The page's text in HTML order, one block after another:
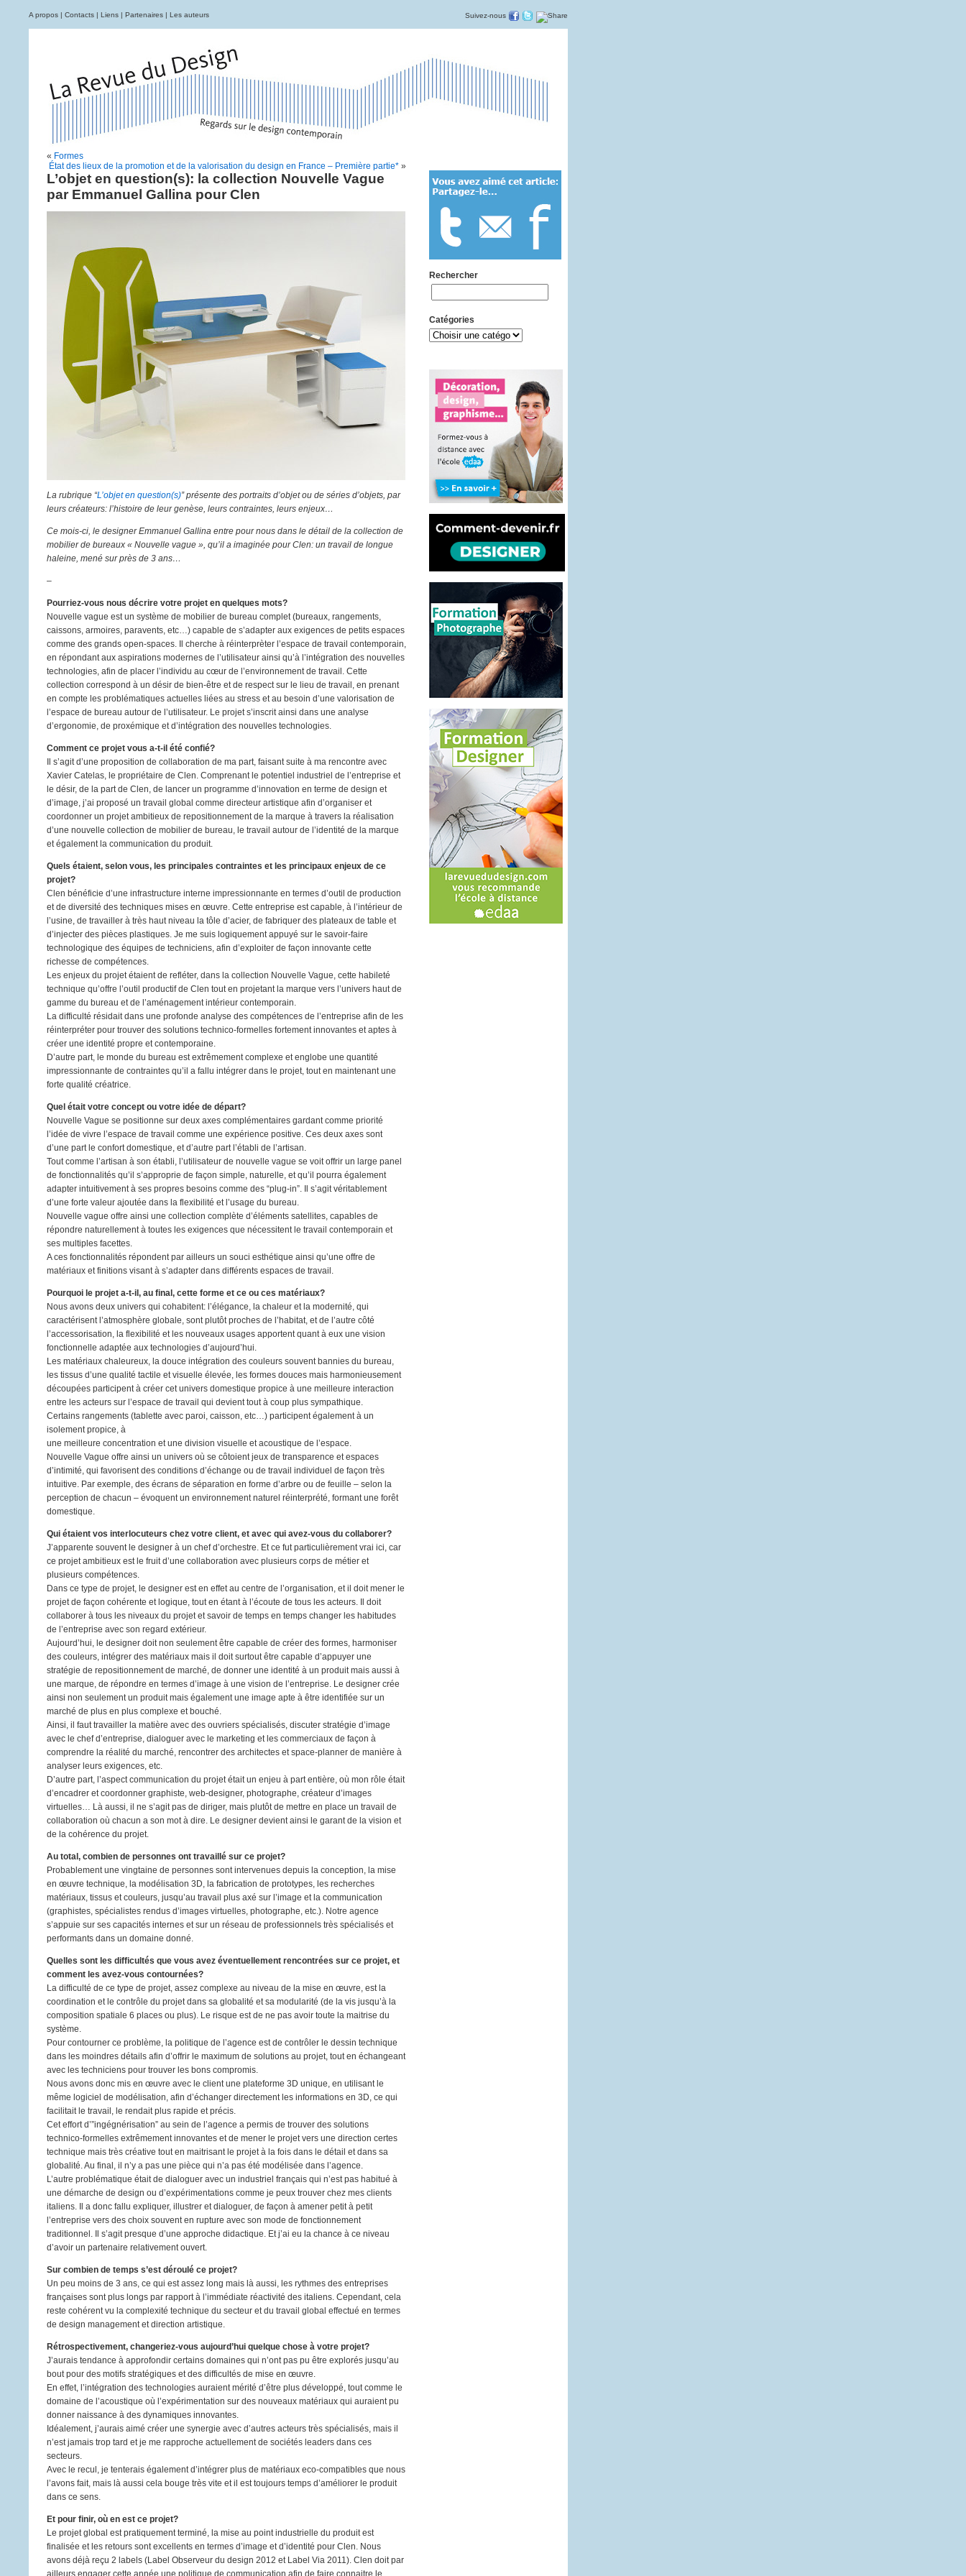
A propos | Contacts | Liens | Partenaires | Les auteurs Suivez-nous
« Formes
État des lieux de la promotion et de la valorisation du design en France – Première partie* »
L’objet en question(s): la collection Nouvelle Vague
par Emmanuel Gallina pour Clen
La rubrique “L’objet en question(s)” présente des portraits d’objet ou de séries d’objets, par
leurs créateurs: l’histoire de leur genèse, leurs contraintes, leurs enjeux…
Ce mois-ci, le designer Emmanuel Gallina entre pour nous dans le détail de la collection de
mobilier de bureaux « Nouvelle vague », qu’il a imaginée pour Clen: un travail de longue
haleine, mené sur près de 3 ans…
–
Pourriez-vous nous décrire votre projet en quelques mots?
Nouvelle vague est un système de mobilier de bureau complet (bureaux, rangements,
caissons, armoires, paravents, etc…) capable de s’adapter aux exigences de petits espaces
comme des grands open-spaces. Il cherche à réinterprèter l’espace de travail contemporain,
en répondant aux aspirations modernes de l’utilisateur ainsi qu’à l’intégration des nouvelles
technologies, afin de placer l’individu au cœur de l’environnement de travail. Cette
collection correspond à un désir de bien-être et de respect sur le lieu de travail, en prenant
en compte les problématiques actuelles liées au stress et au besoin d’une valorisation de
l’espace de bureau autour de l’utilisateur. Le projet s’inscrit ainsi dans une analyse
d’ergonomie, de proxémique et d’intégration des nouvelles technologies.
Comment ce projet vous a-t-il été confié?
Il s’agit d’une proposition de collaboration de ma part, faisant suite à ma rencontre avec
Xavier Catelas, le propriétaire de Clen. Comprenant le potentiel industriel de l’entreprise et
le désir, de la part de Clen, de lancer un programme d’innovation en terme de design et
d’image, j’ai proposé un travail global comme directeur artistique afin d’organiser et
coordonner un projet ambitieux de repositionnement de la marque à travers la réalisation
d’une nouvelle collection de mobilier de bureau, le travail autour de l’identité de la marque
et également la communication du produit.
Quels étaient, selon vous, les principales contraintes et les principaux enjeux de ce
projet?
Clen bénéficie d’une infrastructure interne impressionnante en termes d’outil de production
et de diversité des techniques mises en œuvre. Cette entreprise est capable, à l’intérieur de
l’usine, de travailler à très haut niveau la tôle d’acier, de fabriquer des plateaux de table et
d’injecter des pièces plastiques. Je me suis logiquement appuyé sur le savoir-faire
technologique des équipes de techniciens, afin d’exploiter de façon innovante cette
richesse de compétences.
Les enjeux du projet étaient de refléter, dans la collection Nouvelle Vague, cette habileté
technique qu’offre l’outil productif de Clen tout en projetant la marque vers l’univers haut de
gamme du bureau et de l’aménagement intérieur contemporain.
La difficulté résidait dans une profonde analyse des compétences de l’entreprise afin de les
réinterpréter pour trouver des solutions technico-formelles fortement innovantes et aptes à
créer une identité propre et contemporaine.
D’autre part, le monde du bureau est extrêmement complexe et englobe une quantité
impressionnante de contraintes qu’il a fallu intégrer dans le projet, tout en maintenant une
forte qualité créatrice.
Quel était votre concept ou votre idée de départ?
Nouvelle Vague se positionne sur deux axes complémentaires gardant comme priorité
l’idée de vivre l’espace de travail comme une expérience positive. Ces deux axes sont
d’une part le confort domestique, et d’autre part l’établi de l’artisan.
Tout comme l’artisan à son établi, l’utilisateur de nouvelle vague se voit offrir un large panel
de fonctionnalités qu’il s’approprie de façon simple, naturelle, et qu’il pourra également
adapter intuitivement à ses propres besoins comme des “plug-in”. Il s’agit véritablement
d’une forte valeur ajoutée dans la flexibilité et l’usage du bureau.
Nouvelle vague offre ainsi une collection complète d’éléments satellites, capables de
répondre naturellement à toutes les exigences que nécessitent le travail contemporain et
ses multiples facettes.
A ces fonctionnalités répondent par ailleurs un souci esthétique ainsi qu’une offre de
matériaux et finitions visant à s’adapter dans différents espaces de travail.
Pourquoi le projet a-t-il, au final, cette forme et ce ou ces matériaux?
Nous avons deux univers qui cohabitent: l’élégance, la chaleur et la modernité, qui
caractérisent l’atmosphère globale, sont plutôt proches de l’habitat, et de l’autre côté
l’accessorisation, la flexibilité et les nouveaux usages apportent quant à eux une vision
fonctionnelle adaptée aux technologies d’aujourd’hui.
Les matériaux chaleureux, la douce intégration des couleurs souvent bannies du bureau,
les tissus d’une qualité tactile et visuelle élevée, les formes douces mais harmonieusement
découpées participent à créer cet univers domestique propice à une meilleure interaction
entre les acteurs sur l’espace de travail qui devient tout à coup plus sympathique.
Certains rangements (tablette avec paroi, caisson, etc…) participent également à un
isolement propice, à
une meilleure concentration et une division visuelle et acoustique de l’espace.
Nouvelle Vague offre ainsi un univers où se côtoient jeux de transparence et espaces
d’intimité, qui favorisent des conditions d’échange ou de travail individuel de façon très
intuitive. Par exemple, des écrans de séparation en forme d’arbre ou de feuille – selon la
perception de chacun – évoquent un environnement naturel réinterprété, formant une forêt
domestique.
Qui étaient vos interlocuteurs chez votre client, et avec qui avez-vous du collaborer?
J’apparente souvent le designer à un chef d’orchestre. Et ce fut particulièrement vrai ici, car
ce projet ambitieux est le fruit d’une collaboration avec plusieurs corps de métier et
plusieurs compétences.
Dans ce type de projet, le designer est en effet au centre de l’organisation, et il doit mener le
projet de façon cohérente et logique, tout en étant à l’écoute de tous les acteurs. Il doit
collaborer à tous les niveaux du projet et savoir de temps en temps changer les habitudes
de l’entreprise avec son regard extérieur.
Aujourd’hui, le designer doit non seulement être capable de créer des formes, harmoniser
des couleurs, intégrer des matériaux mais il doit surtout être capable d’appuyer une
stratégie de repositionnement de marché, de donner une identité à un produit mais aussi à
une marque, de répondre en termes d’image à une vision de l’entreprise. Le designer crée
ainsi non seulement un produit mais également une image apte à être identifiée sur un
marché de plus en plus complexe et bouché.
Ainsi, il faut travailler la matière avec des ouvriers spécialisés, discuter stratégie d’image
avec le chef d’entreprise, dialoguer avec le marketing et les commerciaux de façon à
comprendre la réalité du marché, rencontrer des architectes et space-planner de manière à
analyser leurs exigences, etc.
D’autre part, l’aspect communication du projet était un enjeu à part entière, où mon rôle était
d’encadrer et coordonner graphiste, web-designer, photographe, créateur d’images
virtuelles… Là aussi, il ne s’agit pas de diriger, mais plutôt de mettre en place un travail de
collaboration où chacun a son mot à dire. Le designer devient ainsi le garant de la vision et
de la cohérence du projet.
Au total, combien de personnes ont travaillé sur ce projet?
Probablement une vingtaine de personnes sont intervenues depuis la conception, la mise
en œuvre technique, la modélisation 3D, la fabrication de prototypes, les recherches
matériaux, tissus et couleurs, jusqu’au travail plus axé sur l’image et la communication
(graphistes, spécialistes rendus d’images virtuelles, photographe, etc.). Notre agence
s’appuie sur ses capacités internes et sur un réseau de professionnels très spécialisés et
performants dans un domaine donné.
Quelles sont les difficultés que vous avez éventuellement rencontrées sur ce projet, et
comment les avez-vous contournées?
La difficulté de ce type de projet, assez complexe au niveau de la mise en œuvre, est la
coordination et le contrôle du projet dans sa globalité et sa modularité (de la vis jusqu’à la
composition spatiale 6 places ou plus). Le risque est de ne pas avoir toute la maitrise du
système.
Pour contourner ce problème, la politique de l’agence est de contrôler le dessin technique
dans les moindres détails afin d’offrir le maximum de solutions au projet, tout en échangeant
avec les techniciens pour trouver les bons compromis.
Nous avons donc mis en œuvre avec le client une plateforme 3D unique, en utilisant le
même logiciel de modélisation, afin d’échanger directement les informations en 3D, ce qui
facilitait le travail, le rendait plus rapide et précis.
Cet effort d’”ingégnérisation” au sein de l’agence a permis de trouver des solutions
technico-formelles extrêmement innovantes et de mener le projet vers une direction certes
technique mais très créative tout en maitrisant le projet à la fois dans le détail et dans sa
globalité. Au final, il n’y a pas une pièce qui n’a pas été modélisée dans l’agence.
L’autre problématique était de dialoguer avec un industriel français qui n’est pas habitué à
une démarche de design ou d’expérimentations comme je peux trouver chez mes clients
italiens. Il a donc fallu expliquer, illustrer et dialoguer, de façon à amener petit à petit
l’entreprise vers des choix souvent en rupture avec son mode de fonctionnement
traditionnel. Il s’agit presque d’une approche didactique. Et j’ai eu la chance à ce niveau
d’avoir un partenaire relativement ouvert.
Sur combien de temps s’est déroulé ce projet?
Un peu moins de 3 ans, ce qui est assez long mais là aussi, les rythmes des entreprises
françaises sont plus longs par rapport à l’immédiate réactivité des italiens. Cependant, cela
reste cohérent vu la complexité technique du secteur et du travail global effectué en termes
de design management et direction artistique.
Rétrospectivement, changeriez-vous aujourd’hui quelque chose à votre projet?
J’aurais tendance à approfondir certains domaines qui n’ont pas pu être explorés jusqu’au
bout pour des motifs stratégiques et des difficultés de mise en œuvre.
En effet, l’intégration des technologies auraient mérité d’être plus développé, tout comme le
domaine de l’acoustique où l’expérimentation sur des nouveaux matériaux qui auraient pu
donner naissance à des dynamiques innovantes.
Idéalement, j’aurais aimé créer une synergie avec d’autres acteurs très spécialisés, mais il
n’est jamais trop tard et je me rapproche actuellement de sociétés leaders dans ces
secteurs.
Avec le recul, je tenterais également d’intégrer plus de matériaux eco-compatibles que nous
l’avons fait, mais là aussi cela bouge très vite et il est toujours temps d’améliorer le produit
dans ce sens.
Et pour finir, où en est ce projet?
Le projet global est pratiquement terminé, la mise au point industrielle du produit est
finalisée et les retours sont excellents en termes d’image et d’identité pour Clen. Nous
avons déjà reçu 2 labels (Label Observeur du design 2012 et Label Via 2011). Clen doit par
ailleurs engager cette année une politique de communication afin de faire connaitre le
Rechercher
Catégories